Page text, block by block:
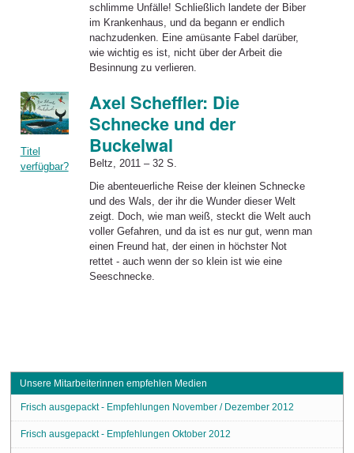
schlimme Unfälle! Schließlich landete der Biber
im Krankenhaus, und da begann er endlich
nachzudenken. Eine amüsante Fabel darüber,
wie wichtig es ist, nicht über der Arbeit die
Besinnung zu verlieren.
Titel
verfügbar?
Axel Scheffler: Die
Schnecke und der
Buckelwal
Beltz, 2011 – 32 S.
Die abenteuerliche Reise der kleinen Schnecke
und des Wals, der ihr die Wunder dieser Welt
zeigt. Doch, wie man weiß, steckt die Welt auch
voller Gefahren, und da ist es nur gut, wenn man
einen Freund hat, der einen in höchster Not
rettet - auch wenn der so klein ist wie eine
Seeschnecke.
Unsere Mitarbeiterinnen empfehlen Medien
Frisch ausgepackt - Empfehlungen November / Dezember 2012
Frisch ausgepackt - Empfehlungen Oktober 2012